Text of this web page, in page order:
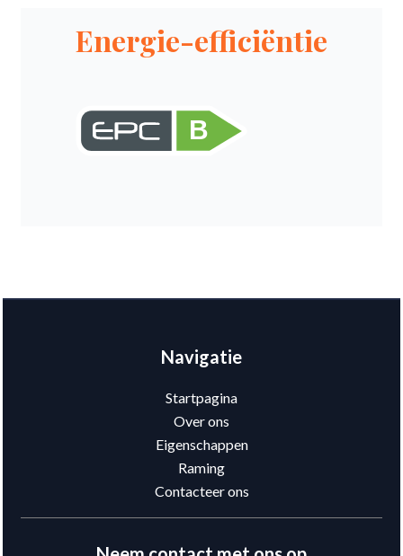
Energie-efficiëntie
B
Navigatie
Startpagina
Over ons
Eigenschappen
Raming
Contacteer ons